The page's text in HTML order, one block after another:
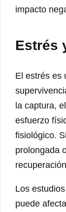
impacto
Estrés
El estrés es
la captura,
esfuerzo
fisiológico.
prolongada
Los
puede